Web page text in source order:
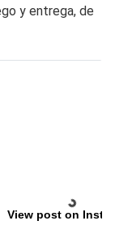
y entrega, de
View post on